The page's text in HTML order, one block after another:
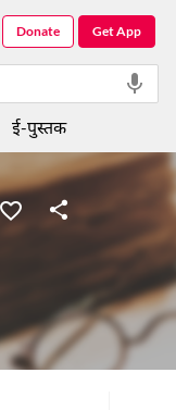
Get App
Donate
ई-पुस्तक